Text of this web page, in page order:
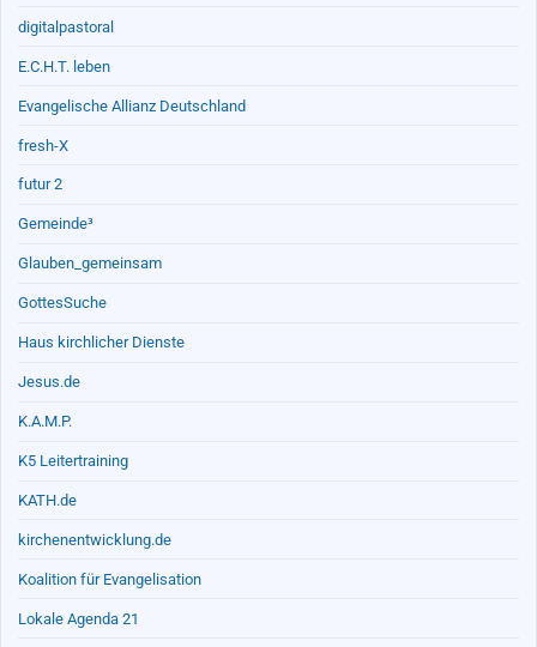
digitalpastoral
E.C.H.T. leben
Evangelische Allianz Deutschland
fresh-X
futur 2
Gemeinde³
Glauben_gemeinsam
GottesSuche
Haus kirchlicher Dienste
Jesus.de
K.A.M.P.
K5 Leitertraining
KATH.de
kirchenentwicklung.de
Koalition für Evangelisation
Lokale Agenda 21